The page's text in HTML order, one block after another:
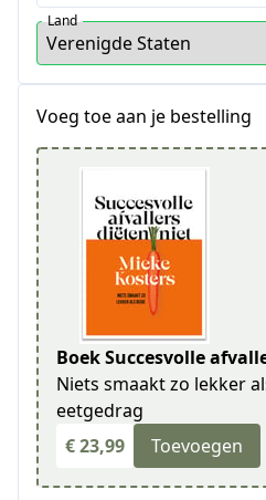
Land
Voeg toe aan je bestelling
Boek Succesvolle
Niets smaakt zo lekker
eetgedrag
€ 23,99
Toevoegen